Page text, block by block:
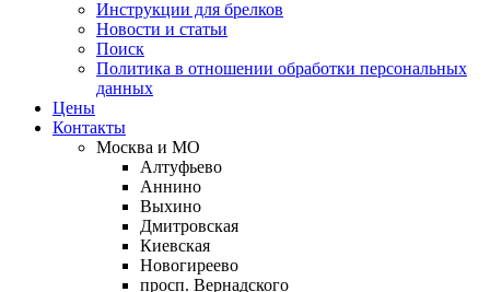
Инструкции для брелков
Новости и статьи
Поиск
Политика в отношении обработки персональных
данных
Цены
Контакты
Москва и МО
Алтуфьево
Аннино
Выхино
Дмитровская
Киевская
Новогиреево
просп. Вернадского